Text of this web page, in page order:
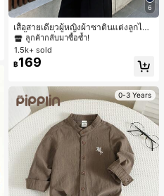
6
เสื้อสายเดี่ยวผู้หญิงผ้าซาตินแต่งลูกไม้
- เสื้อสายเดี่ยวฤดูร้อนสีคากีมีรอยผ่าด้า
นข้างที่น่าดึงดูดแบบสบายๆ
#2 ขายดี
ใน สีกากี เสื้อสตรี เสื้อเบลาส์ & Tee
ลูกค้ากลับมาซื้อซ้ำ!
#2 ขายดี
ลูกค้ากลับมาซื้อซ้ำ!
#2 ขายดี
ลูกค้ากลับมาซื้อซ้ำ!
#2 ขายดี
ใน สีกากี เสื้อสตรี เสื้อเบลาส์ & Tee
1.5k+ sold
฿169
0-3 Years